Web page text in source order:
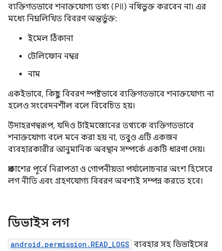
ব্যক্তিগতভাবে শনাক্তযোগ্য তথ্য (PII) নথিভুক্ত করবেন না। এর
মধ্যে নিম্নলিখিত বিবরণ অন্তর্ভুক্ত:
ইমেল ঠিকানা
টেলিফোন নম্বর
নাম
একইভাবে, কিছু বিবরণ স্পষ্টভাবে ব্যক্তিগতভাবে শনাক্তযোগ্য না
হলেও সংবেদনশীল বলে বিবেচিত হয়।
উদাহরণস্বরূপ, যদিও টাইমজোনের তথ্যকে ব্যক্তিগতভাবে
শনাক্তযোগ্য বলে মনে করা হয় না, তবুও এটি একজন
ব্যবহারকারীর আনুমানিক অবস্থান সম্পর্কে একটি ধারণা দেয়।
প্রকাশের পূর্বে নিরাপত্তা ও গোপনীয়তা পর্যালোচনার অংশ হিসেবে
লগ নীতি এবং গ্রহণযোগ্য বিবরণ অবশ্যই সম্পন্ন করতে হবে।
ডিভাইস লগ
android.permission.READ_LOGS ব্যবহার সহ ডিভাইসের